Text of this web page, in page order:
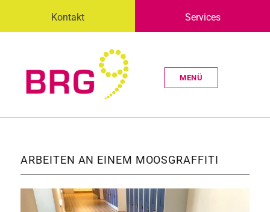
Kontakt Services
MENÜ
ARBEITEN AN EINEM MOOSGRAFFITI